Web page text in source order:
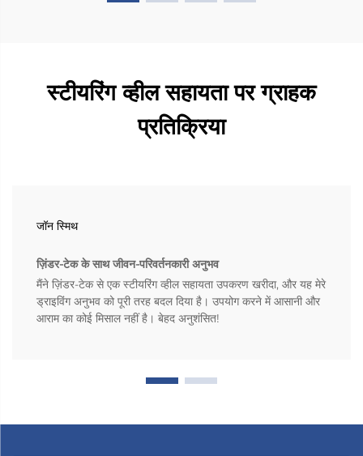
स्टीयरिंग व्हील सहायता पर ग्राहक
प्रतिक्रिया
जॉन स्मिथ
ज़िंडर-टेक के साथ जीवन-परिवर्तनकारी अनुभव
मैंने ज़िंडर-टेक से एक स्टीयरिंग व्हील सहायता उपकरण खरीदा, और यह मेरे
ड्राइविंग अनुभव को पूरी तरह बदल दिया है। उपयोग करने में आसानी और
आराम का कोई मिसाल नहीं है। बेहद अनुशंसित!